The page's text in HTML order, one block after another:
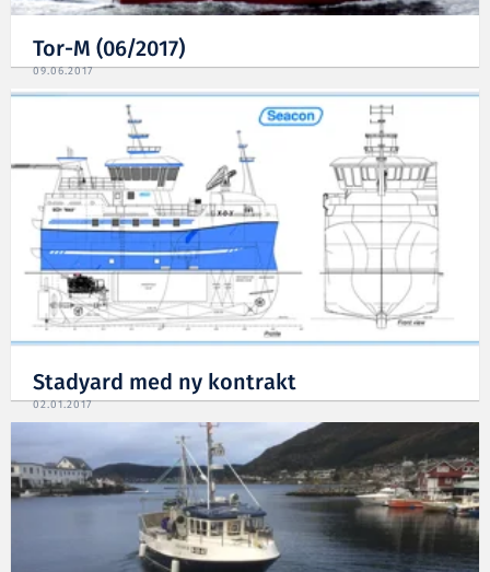
Tor-M (06/2017)
09.06.2017
Stadyard med ny kontrakt
02.01.2017